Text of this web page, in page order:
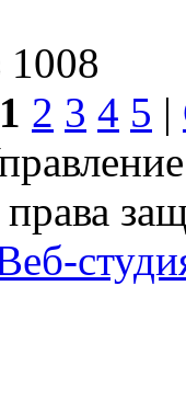
1008
1 2 3 4 5 |
права